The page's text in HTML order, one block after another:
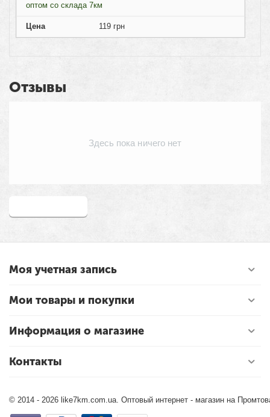
оптом со склада 7км
Цена 119 грн
Отзывы
Здесь пока ничего нет
Моя учетная запись
Мои товары и покупки
Информация о магазине
Контакты
© 2014 - 2026 like7km.com.ua. Оптовый интернет - магазин на